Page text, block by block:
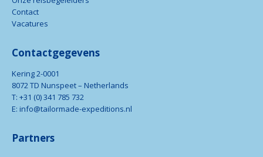
Contact
Vacatures
Contactgegevens
Kering 2-0001
8072 TD Nunspeet – Netherlands
T: +31 (0) 341 785 732
E: info@tailormade-expeditions.nl
Partners